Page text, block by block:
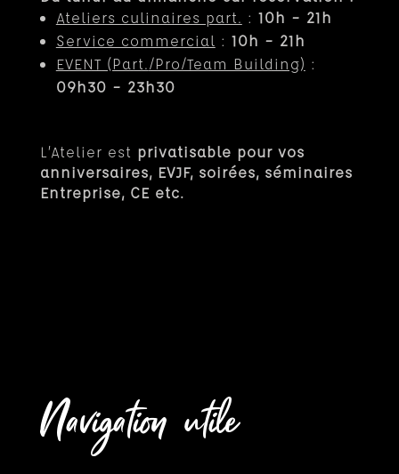
Ateliers culinaires part. : 10h – 21h
Service commercial : 10h – 21h
EVENT (Part./Pro/Team Building) :
09h30 – 23h30
L’Atelier est privatisable pour vos
anniversaires, EVJF, soirées, séminaires
Entreprise, CE etc.
Navigation utile